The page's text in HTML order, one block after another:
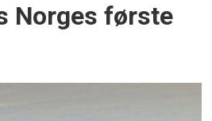
Norges første